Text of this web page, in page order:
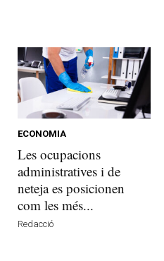
ECONOMIA
Les ocupacions
administratives i de
neteja es posicionen
com les més...
Redacció